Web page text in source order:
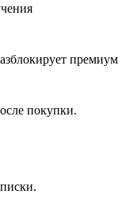
премиум
покупки.